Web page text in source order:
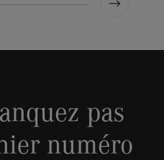
pas
numéro